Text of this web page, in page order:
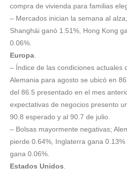
compra de vivienda para familias
– Mercados inician la semana al
Shanghái ganó 1.51%, Hong Kong
0.06%.
Europa
– Índice de las condiciones actuales
Alemania para agosto se ubicó en
del 86.5 presentado en el mes
expectativas de negocios presento
90.8 esperado y al 90.7 de julio.
– Bolsas mayormente negativas;
pierde 0.64%, Inglaterra gana
gana 0.06%.
Estados Unidos